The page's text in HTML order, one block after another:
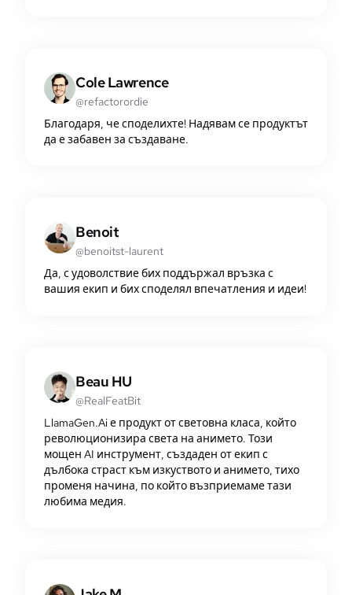
Cole Lawrence
@refactorordie
Благодаря, че споделихте! Надявам се продуктът
да е забавен за създаване.
Benoit
@benoitst-laurent
Да, с удоволствие бих поддържал връзка с
вашия екип и бих споделял впечатления и идеи!
Beau HU
@RealFeatBit
LlamaGen.Ai е продукт от световна класа, който
революционизира света на анимето. Този
мощен AI инструмент, създаден от екип с
дълбока страст към изкуството и анимето, тихо
променя начина, по който възприемаме тази
любима медия.